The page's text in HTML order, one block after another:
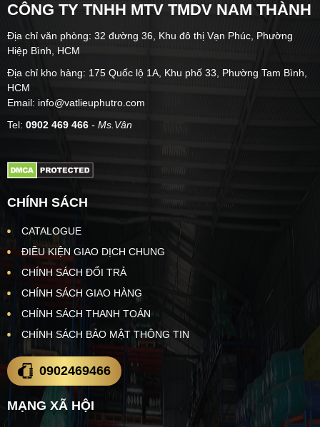
CÔNG TY TNHH MTV TMDV NAM THÀNH
Địa chỉ văn phòng: 32 đường 36, Khu đô thị Vạn Phúc, Phường
Hiệp Bình, HCM
Địa chỉ kho hàng: 175 Quốc lộ 1A, Khu phố 33, Phường Tam Bình,
HCM
Email: info@vatlieuphutro.com
Tel: 0902 469 466 - Ms.Vân
CHÍNH SÁCH
CATALOGUE
ĐIỀU KIỆN GIAO DỊCH CHUNG
CHÍNH SÁCH ĐỔI TRẢ
CHÍNH SÁCH GIAO HÀNG
CHÍNH SÁCH THANH TOÁN
CHÍNH SÁCH BẢO MẬT THÔNG TIN
0902469466
MẠNG XÃ HỘI